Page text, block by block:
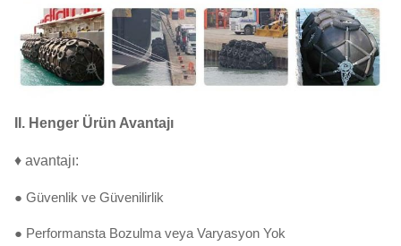
II. Henger Ürün Avantajı
♦ avantajı:
● Güvenlik ve Güvenilirlik
● Performansta Bozulma veya Varyasyon Yok